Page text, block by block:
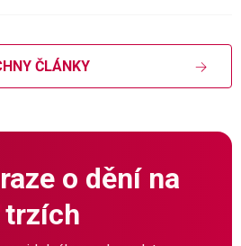
ČLÁNKY
o dění na